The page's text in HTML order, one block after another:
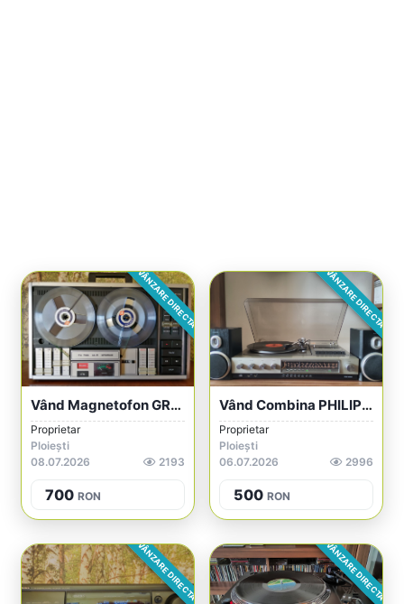
VÂNZARE DIRECTA
Vând Magnetofon GRUNDIG TK-745 HiFi Ster...
Proprietar
Ploiești
08.07.2026
2193
700 RON
VÂNZARE DIRECTA
Vând Combina PHILIPS 903 Stereo Music Ce...
Proprietar
Ploiești
06.07.2026
2996
500 RON
VÂNZARE DIRECTA VÂNZARE DIRECTA